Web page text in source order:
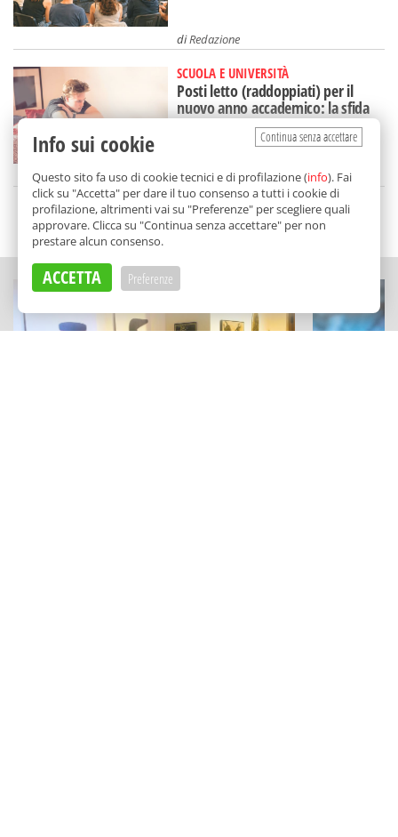
diRedazione
SCUOLA E UNIVERSITÀ
Posti letto (raddoppiati) per il
nuovo anno accademico: la sfida
dell'Ersu a Palermo
diRedazione
SCELTO DA BALARM
Continua senza accettare
Info sui cookie
Questo sito fa uso di cookie tecnici e di profilazione (info). Fai
click su "Accetta" per dare il tuo consenso a tutti i cookie di
profilazione, altrimenti vai su "Preferenze" per scegliere quali
approvare. Clicca su "Continua senza accettare" per non
prestare alcun consenso.
ACCETTA Preferenze